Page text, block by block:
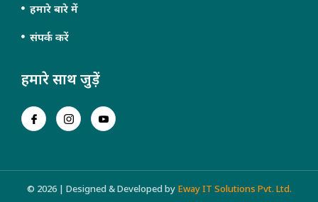
हमारे बारे में
संपर्क करें
हमारे साथ जुड़ें
© 2026 | Designed & Developed by Eway IT Solutions Pvt. Ltd.